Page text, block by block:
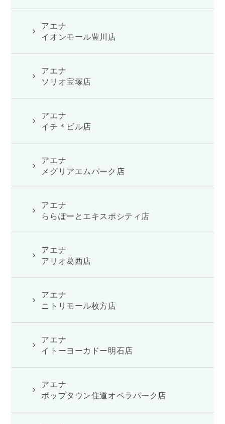
アエナ
イオンモール豊川店
アエナ
ソリオ宝塚店
アエナ
イチ＊ビル店
アエナ
メグリアエムパーク店
アエナ
ららぽーとエキスポシティ店
アエナ
アリオ葛西店
アエナ
ニトリモール枚方店
アエナ
イトーヨーカドー明石店
アエナ
ポップタウン住道オペラパーク店